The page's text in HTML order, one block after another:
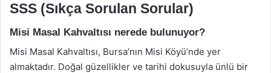
SSS (Sıkça Sorulan Sorular)
Misi Masal Kahvaltısı nerede bulunuyor?
Misi Masal Kahvaltısı, Bursa’nın Misi Köyü’nde yer
almaktadır. Doğal güzellikler ve tarihi dokusuyla ünlü bir